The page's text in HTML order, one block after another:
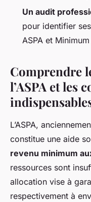
Un audit
pour identifier
ASPA et
Comprendre
l’ASPA et les
L’ASPA,
constitue une aide
revenu minimum
ressources sont
allocation vise à
respectivement à